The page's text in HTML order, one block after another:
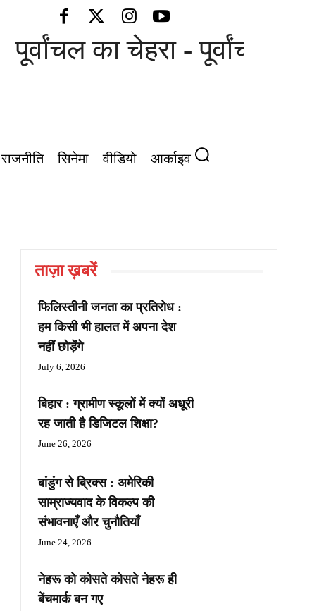
पूर्वांचल का चेहरा - पूर्वांचल की
राजनीति सिनेमा वीडियो आर्काइव
ताज़ा ख़बरें
फिलिस्तीनी जनता का प्रतिरोध :
हम किसी भी हालत में अपना देश
नहीं छोड़ेंगे
July 6, 2026
बिहार : ग्रामीण स्कूलों में क्यों अधूरी
रह जाती है डिजिटल शिक्षा?
June 26, 2026
बांडुंग से ब्रिक्स : अमेरिकी
साम्राज्यवाद के विकल्प की
संभावनाएँ और चुनौतियाँ
June 24, 2026
नेहरू को कोसते कोसते नेहरू ही
बेंचमार्क बन गए